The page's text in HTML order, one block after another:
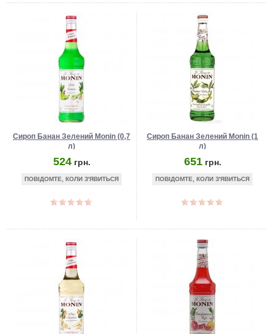
Сироп Банан Зелений Monin (0,7
л)
524 грн.
ПОВІДОМТЕ, КОЛИ З'ЯВИТЬСЯ
Сироп Банан Зелений Monin (1
л)
651 грн.
ПОВІДОМТЕ, КОЛИ З'ЯВИТЬСЯ